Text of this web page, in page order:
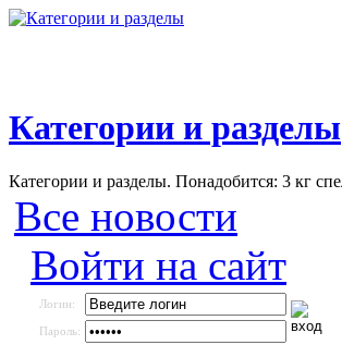
Категории и разделы
Категории и разделы. Понадобится: 3 кг
Все новости
Войти на сайт
Логин:
Пароль: